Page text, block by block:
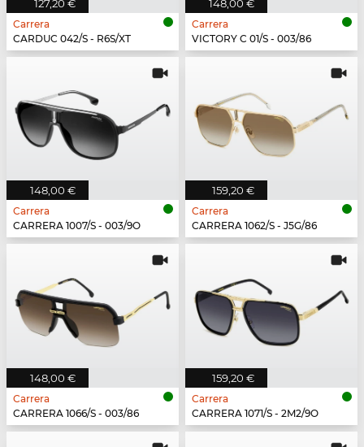
127,20 €
Carrera
CARDUC 042/S - R6S/XT
148,00 €
Carrera
VICTORY C 01/S - 003/86
148,00 €
Carrera
CARRERA 1007/S - 003/9O
159,20 €
Carrera
CARRERA 1062/S - J5G/86
148,00 €
Carrera
CARRERA 1066/S - 003/86
159,20 €
Carrera
CARRERA 1071/S - 2M2/9O